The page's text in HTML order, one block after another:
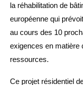
la réhabilitation de
européenne qui
au cours des 10
exigences en matière
ressources.
Ce projet résidentiel